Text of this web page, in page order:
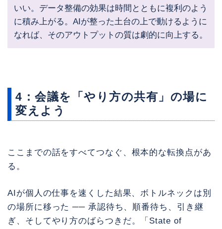
いい。データ整備の効果は時間とともに複利のよう
に積み上がる。AIが整った土台の上で動けるように
なれば、そのアウトプットの質は劇的に向上する。
4：会議を「やり方の共有」の場に
変えよう
ここまでの話をすべてつなぐ、根本的な転換点があ
る。
AIが個人の仕事を速くした結果、ボトルネックは別
の場所に移った ── 承認待ち、順番待ち、引き継
ぎ、そしてやり方のばらつきだ。「State of